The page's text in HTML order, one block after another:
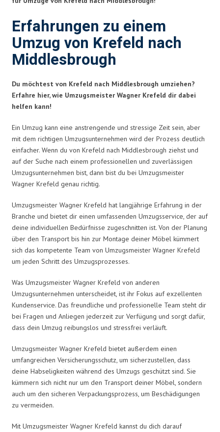
Erfahrungen zu einem
Umzug von Krefeld nach
Middlesbrough
Du möchtest von Krefeld nach Middlesbrough umziehen?
Erfahre hier, wie Umzugsmeister Wagner Krefeld dir dabei
helfen kann!
Ein Umzug kann eine anstrengende und stressige Zeit sein, aber
mit dem richtigen Umzugsunternehmen wird der Prozess deutlich
einfacher. Wenn du von Krefeld nach Middlesbrough ziehst und
auf der Suche nach einem professionellen und zuverlässigen
Umzugsunternehmen bist, dann bist du bei Umzugsmeister
Wagner Krefeld genau richtig.
Umzugsmeister Wagner Krefeld hat langjährige Erfahrung in der
Branche und bietet dir einen umfassenden Umzugsservice, der auf
deine individuellen Bedürfnisse zugeschnitten ist. Von der Planung
über den Transport bis hin zur Montage deiner Möbel kümmert
sich das kompetente Team von Umzugsmeister Wagner Krefeld
um jeden Schritt des Umzugsprozesses.
Was Umzugsmeister Wagner Krefeld von anderen
Umzugsunternehmen unterscheidet, ist ihr Fokus auf exzellenten
Kundenservice. Das freundliche und professionelle Team steht dir
bei Fragen und Anliegen jederzeit zur Verfügung und sorgt dafür,
dass dein Umzug reibungslos und stressfrei verläuft.
Umzugsmeister Wagner Krefeld bietet außerdem einen
umfangreichen Versicherungsschutz, um sicherzustellen, dass
deine Habseligkeiten während des Umzugs geschützt sind. Sie
kümmern sich nicht nur um den Transport deiner Möbel, sondern
auch um den sicheren Verpackungsprozess, um Beschädigungen
zu vermeiden.
Mit Umzugsmeister Wagner Krefeld kannst du dich darauf